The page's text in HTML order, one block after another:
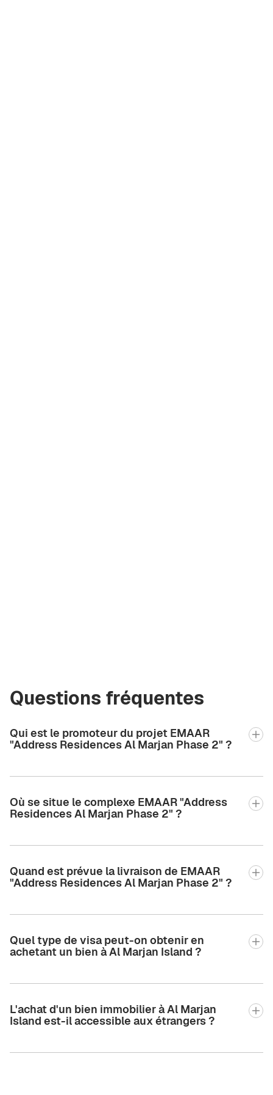
Questions fréquentes
Qui est le promoteur du projet EMAAR
"Address Residences Al Marjan Phase 2" ?
Où se situe le complexe EMAAR "Address
Residences Al Marjan Phase 2" ?
Quand est prévue la livraison de EMAAR
"Address Residences Al Marjan Phase 2" ?
Quel type de visa peut-on obtenir en
achetant un bien à Al Marjan Island ?
L'achat d'un bien immobilier à Al Marjan
Island est-il accessible aux étrangers ?